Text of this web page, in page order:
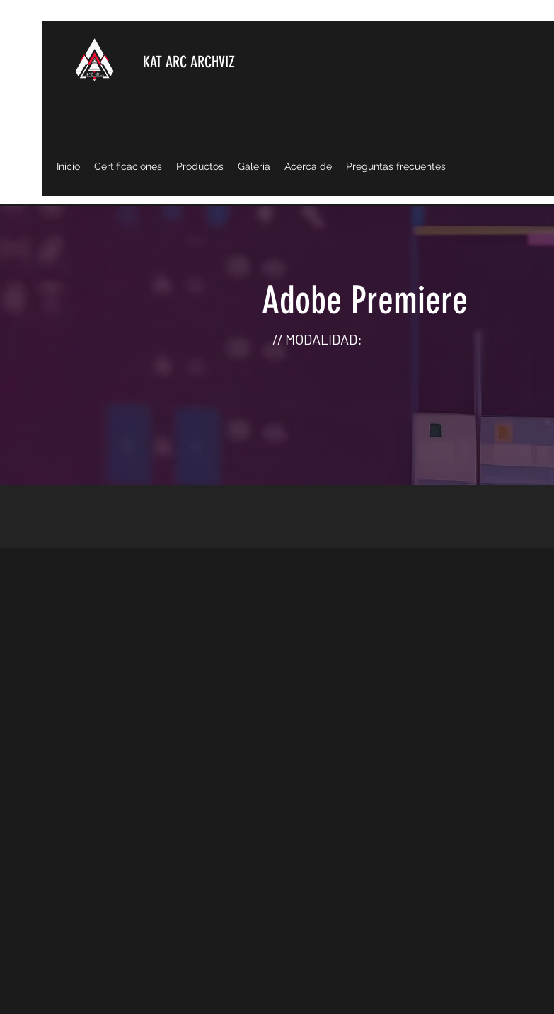
KAT ARC ARCHVIZ
Inicio Certificaciones Productos Galeria Acerca de Preguntas frecuentes
Adobe Premiere
// MODALIDAD: